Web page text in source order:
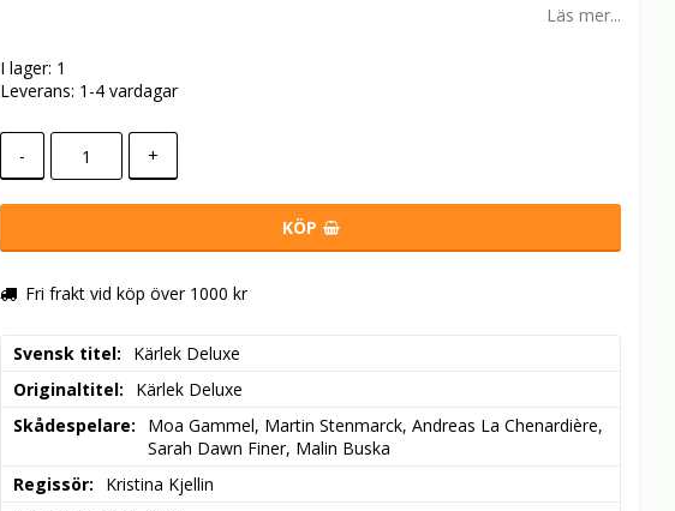
Läs mer...
I lager: 1
Leverans: 1-4 vardagar
- +
KÖP
Fri frakt vid köp över 1000 kr
Svensk titel
Kärlek Deluxe
Originaltitel
Kärlek Deluxe
Skådespelare
Moa Gammel, Martin Stenmarck, Andreas La Chenardière,
Sarah Dawn Finer, Malin Buska
Regissör
Kristina Kjellin